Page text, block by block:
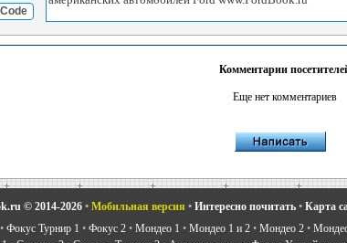
Комментарии
Еще нет комментариев
© 2014-2026 • Мобильная версия • Интересно почитать • Карта
• Фокус Турнир 1 • Фокус 2 • Мондео 1 • Мондео 1 и 2 • Мондео 2 •